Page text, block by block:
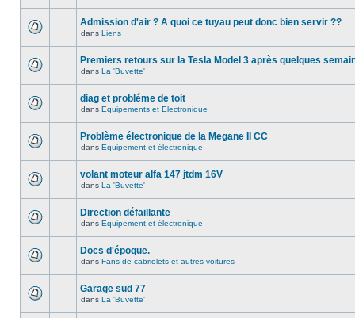
Admission d'air ? A quoi ce tuyau peut donc bien servir ??
dans Liens
Premiers retours sur la Tesla Model 3 après quelques
dans La 'Buvette'
diag et probléme de toit
dans Equipements et Electronique
Problème électronique de la Megane II CC
dans Equipement et électronique
volant moteur alfa 147 jtdm 16V
dans La 'Buvette'
Direction défaillante
dans Equipement et électronique
Docs d'époque.
dans Fans de cabriolets et autres voitures
Garage sud 77
dans La 'Buvette'